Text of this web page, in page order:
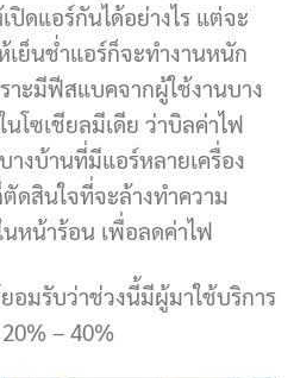
ปิดแอร์กันได้อย่างไร แต่จะ
เย็นช่ำแอร์ก็จะทำงานหนัก
าะมีฟีสแบคจากผู้ใช้งานบาง
โซเชียลมีเดีย ว่าบิลค่าไฟ
งบ้านที่มีแอร์หลายเครื่อง
ดสินใจที่จะล้างทำความ
นหน้าร้อน เพื่อลดค่าไฟ
อมรับว่าช่วงนี้มีผู้มาใช้บริการ
– 40%